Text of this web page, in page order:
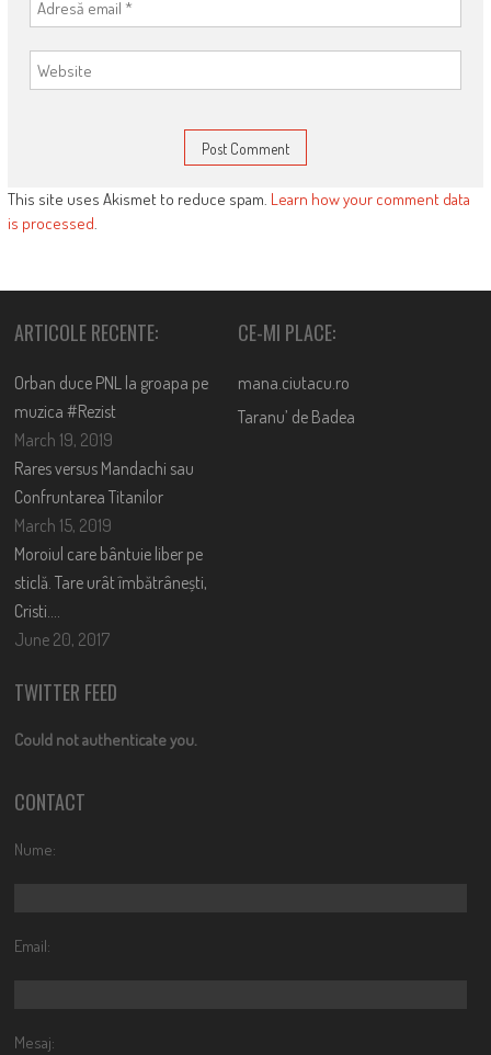
This site uses Akismet to reduce spam. Learn how your comment data
is processed.
ARTICOLE RECENTE:
Orban duce PNL la groapa pe
muzica #Rezist
March 19, 2019
Rares versus Mandachi sau
Confruntarea Titanilor
March 15, 2019
Moroiul care bântuie liber pe
sticlă. Tare urât îmbătrânești,
Cristi….
June 20, 2017
CE-MI PLACE:
mana.ciutacu.ro
Taranu’ de Badea
TWITTER FEED
Could not authenticate you.
CONTACT
Nume:
Email:
Mesaj: